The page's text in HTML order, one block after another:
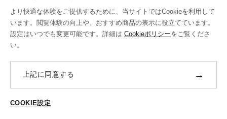
送料・ラッピング·配送方法
より快適な体験をご提供するために、当サイトではCookieを利用して
います。閲覧体験の向上や、おすすめ商品の表示に役立てています。
設定はいつでも変更可能です。詳細は Cookieポリシーをご覧くださ
い。
上記に同意する →
COOKIE設定